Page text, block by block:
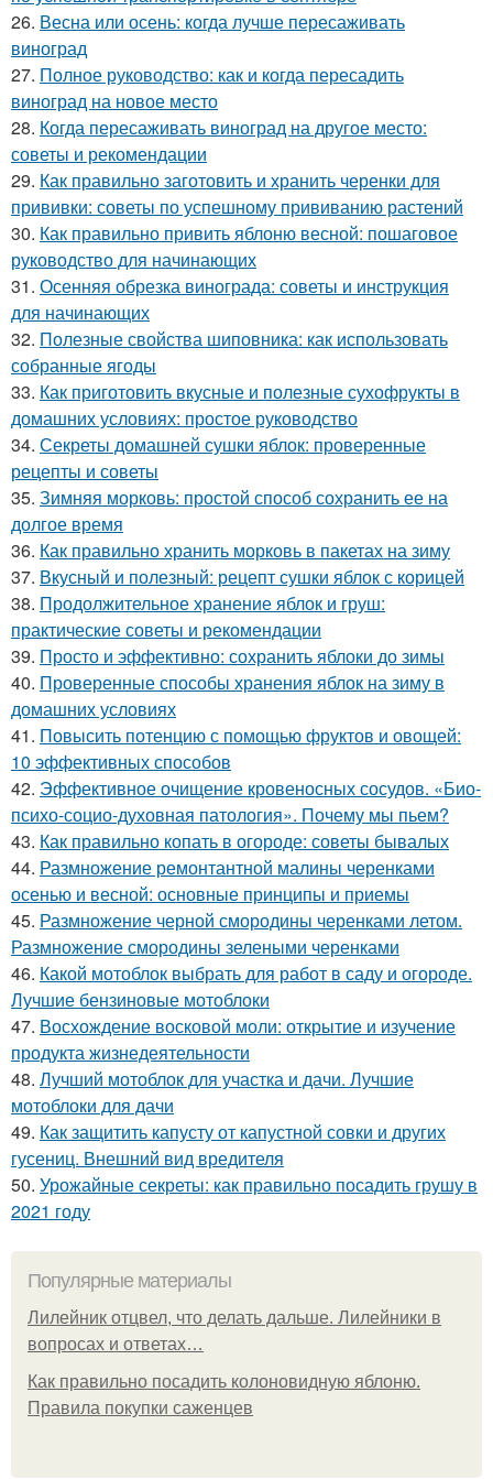
26. Весна или осень: когда лучше пересаживать
виноград
27. Полное руководство: как и когда пересадить
виноград на новое место
28. Когда пересаживать виноград на другое место:
советы и рекомендации
29. Как правильно заготовить и хранить черенки для
прививки: советы по успешному прививанию растений
30. Как правильно привить яблоню весной: пошаговое
руководство для начинающих
31. Осенняя обрезка винограда: советы и инструкция
для начинающих
32. Полезные свойства шиповника: как использовать
собранные ягоды
33. Как приготовить вкусные и полезные сухофрукты в
домашних условиях: простое руководство
34. Секреты домашней сушки яблок: проверенные
рецепты и советы
35. Зимняя морковь: простой способ сохранить ее на
долгое время
36. Как правильно хранить морковь в пакетах на зиму
37. Вкусный и полезный: рецепт сушки яблок с корицей
38. Продолжительное хранение яблок и груш:
практические советы и рекомендации
39. Просто и эффективно: сохранить яблоки до зимы
40. Проверенные способы хранения яблок на зиму в
домашних условиях
41. Повысить потенцию с помощью фруктов и овощей:
10 эффективных способов
42. Эффективное очищение кровеносных сосудов. «Био-
психо-социо-духовная патология». Почему мы пьем?
43. Как правильно копать в огороде: советы бывалых
44. Размножение ремонтантной малины черенками
осенью и весной: основные принципы и приемы
45. Размножение черной смородины черенками летом.
Размножение смородины зелеными черенками
46. Какой мотоблок выбрать для работ в саду и огороде.
Лучшие бензиновые мотоблоки
47. Восхождение восковой моли: открытие и изучение
продукта жизнедеятельности
48. Лучший мотоблок для участка и дачи. Лучшие
мотоблоки для дачи
49. Как защитить капусту от капустной совки и других
гусениц. Внешний вид вредителя
50. Урожайные секреты: как правильно посадить грушу в
2021 году
Популярные материалы
Лилейник отцвел, что делать дальше. Лилейники в
вопросах и ответах…
Как правильно посадить колоновидную яблоню.
Правила покупки саженцев